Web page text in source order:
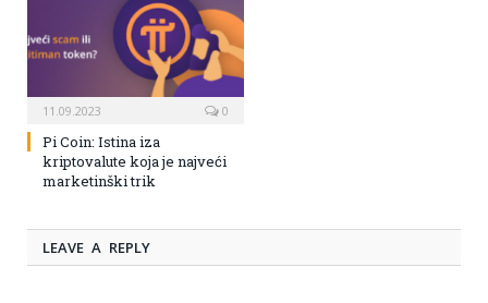
11.09.2023 0
Pi Coin: Istina iza
kriptovalute koja je najveći
marketinški trik
LEAVE A REPLY